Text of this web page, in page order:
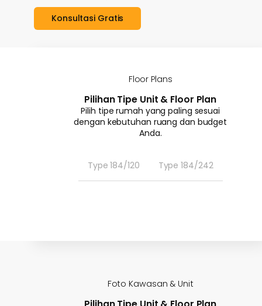
Konsultasi Gratis
Floor Plans
Pilihan Tipe Unit & Floor Plan
Pilih tipe rumah yang paling sesuai
dengan kebutuhan ruang dan budget
Anda.
Type 184/120 Type 184/242
Foto Kawasan & Unit